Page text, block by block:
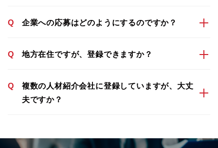
Q 企業への応募はどのようにするのですか？
Q 地方在住ですが、登録できますか？
Q
複数の人材紹介会社に登録していますが、大丈
夫ですか？